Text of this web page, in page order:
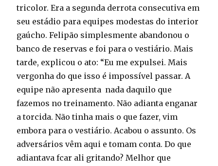
tricolor. Era a segunda derrota consecutiva em
seu estádio para equipes modestas do interior
gaúcho. Felipão simplesmente abandonou o
banco de reservas e foi para o vestiário. Mais
tarde, explicou o ato: “Eu me expulsei. Mais
vergonha do que isso é impossível passar. A
equipe não apresenta nada daquilo que
fazemos no treinamento. Não adianta enganar
a torcida. Não tinha mais o que fazer, vim
embora para o vestiário. Acabou o assunto. Os
adversários vêm aqui e tomam conta. Do que
adiantava fcar ali gritando? Melhor que